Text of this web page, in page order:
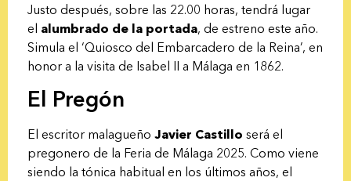
Justo después, sobre las 22.00 horas, tendrá lugar
el alumbrado de la portada, de estreno este año.
Simula el ‘Quiosco del Embarcadero de la Reina’, en
honor a la visita de Isabel II a Málaga en 1862.
El Pregón
El escritor malagueño Javier Castillo será el
pregonero de la Feria de Málaga 2025. Como viene
siendo la tónica habitual en los últimos años, el